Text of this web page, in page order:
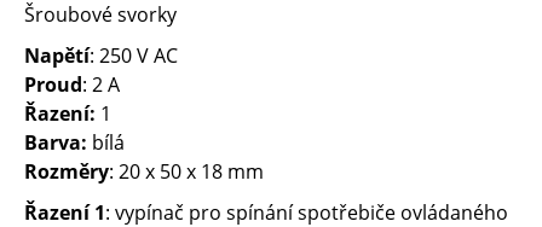
Šroubové svorky
Napětí: 250 V AC
Proud: 2 A
Řazení: 1
Barva: bílá
Rozměry: 20 x 50 x 18 mm
Řazení 1: vypínač pro spínání spotřebiče ovládaného